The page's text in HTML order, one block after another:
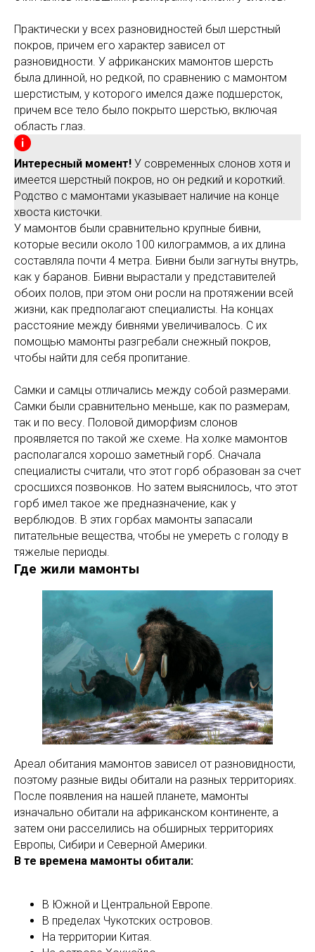
Практически у всех разновидностей был шерстный
покров, причем его характер зависел от
разновидности. У африканских мамонтов шерсть
была длинной, но редкой, по сравнению с мамонтом
шерстистым, у которого имелся даже подшерсток,
причем все тело было покрыто шерстью, включая
область глаз.
Интересный момент! У современных слонов хотя и
имеется шерстный покров, но он редкий и короткий.
Родство с мамонтами указывает наличие на конце
хвоста кисточки.
У мамонтов были сравнительно крупные бивни,
которые весили около 100 килограммов, а их длина
составляла почти 4 метра. Бивни были загнуты внутрь,
как у баранов. Бивни вырастали у представителей
обоих полов, при этом они росли на протяжении всей
жизни, как предполагают специалисты. На концах
расстояние между бивнями увеличивалось. С их
помощью мамонты разгребали снежный покров,
чтобы найти для себя пропитание.
Самки и самцы отличались между собой размерами.
Самки были сравнительно меньше, как по размерам,
так и по весу. Половой диморфизм слонов
проявляется по такой же схеме. На холке мамонтов
располагался хорошо заметный горб. Сначала
специалисты считали, что этот горб образован за счет
сросшихся позвонков. Но затем выяснилось, что этот
горб имел такое же предназначение, как у
верблюдов. В этих горбах мамонты запасали
питательные вещества, чтобы не умереть с голоду в
тяжелые периоды.
Где жили мамонты
Ареал обитания мамонтов зависел от разновидности,
поэтому разные виды обитали на разных территориях.
После появления на нашей планете, мамонты
изначально обитали на африканском континенте, а
затем они расселились на обширных территориях
Европы, Сибири и Северной Америки.
В те времена мамонты обитали:
В Южной и Центральной Европе.
В пределах Чукотских островов.
На территории Китая.